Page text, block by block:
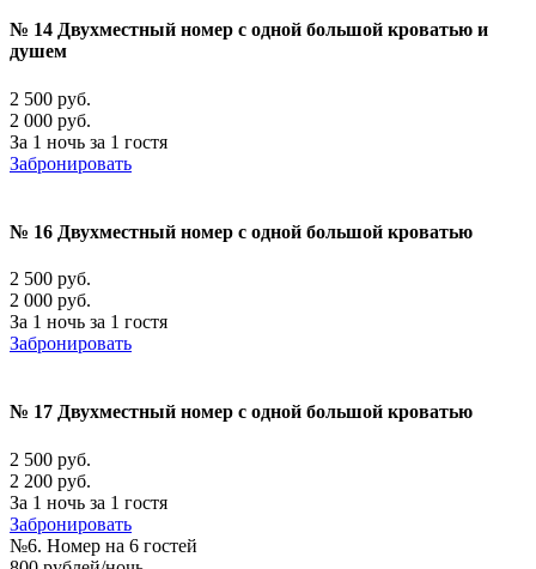
№ 14 Двухместный номер с одной большой кроватью и
душем
2 500 руб.
2 000 руб.
За 1 ночь за 1 гостя
Забронировать
№ 16 Двухместный номер с одной большой кроватью
2 500 руб.
2 000 руб.
За 1 ночь за 1 гостя
Забронировать
№ 17 Двухместный номер с одной большой кроватью
2 500 руб.
2 200 руб.
За 1 ночь за 1 гостя
Забронировать
№6. Номер на 6 гостей